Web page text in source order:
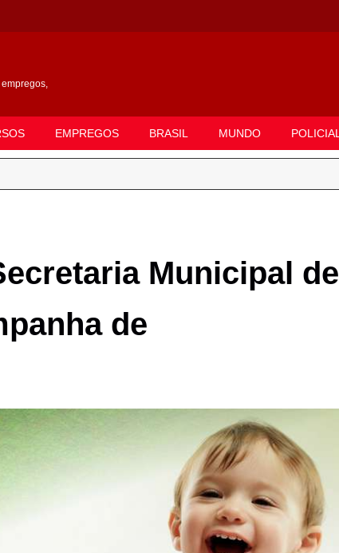
EMPREGOS BRASIL MUNDO POLICIAL
Municipal de
de